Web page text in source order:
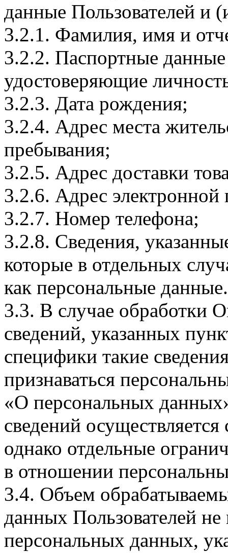
данные Пользователей и
3.2.1. Фамилия, имя и
3.2.2. Паспортные
удостоверяющие
3.2.3. Дата рождения;
3.2.4. Адрес места
пребывания;
3.2.5. Адрес доставки
3.2.6. Адрес электронной
3.2.7. Номер телефона;
3.2.8. Сведения,
которые в отдельных
как персональные данные.
3.3. В случае обработки
сведений, указанных
специфики такие
признаваться
«О персональных
сведений
однако отдельные
в отношении
3.4. Объем
данных Пользователей
персональных данных,